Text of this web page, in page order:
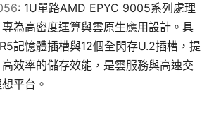
: 1U單路AMD EPYC 9005系列處理
為高密度運算與雲原生應用設計。具
記憶體插槽與12個全閃存U.2插槽，提
效率的儲存效能，是雲服務與高速交
平台。